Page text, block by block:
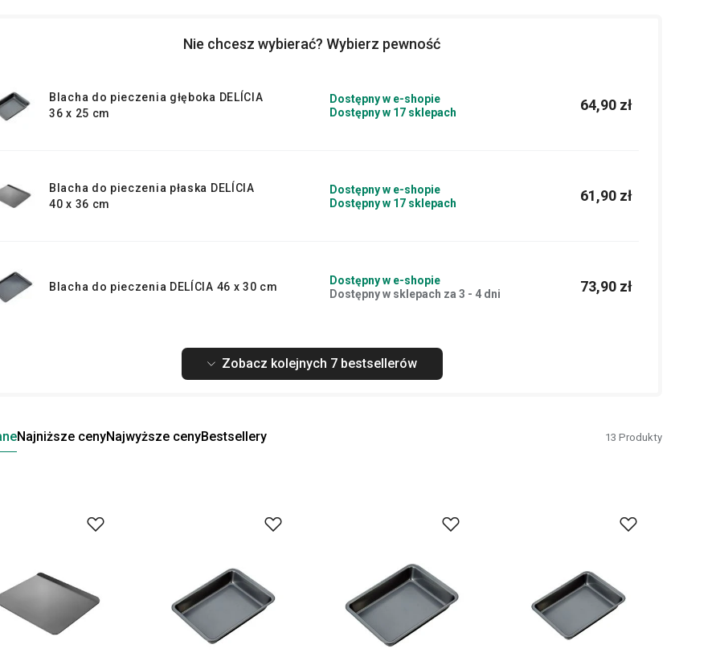
Nie chcesz wybierać? Wybierz pewność
Blacha do pieczenia głęboka DELÍCIA
36 x 25 cm
Dostępny w e-shopie
Dostępny w 17 sklepach
64,90 zł
Blacha do pieczenia płaska DELÍCIA
40 x 36 cm
Dostępny w e-shopie
Dostępny w 17 sklepach
61,90 zł
Blacha do pieczenia DELÍCIA 46 x 30 cm
Dostępny w e-shopie
Dostępny w sklepach za 3 - 4 dni
73,90 zł
Zobacz kolejnych 7 bestsellerów
Najniższe cenyNajwyższe cenyBestsellery 13 Produkty